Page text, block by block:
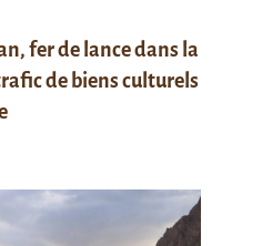
fer de lance dans la
de biens culturels